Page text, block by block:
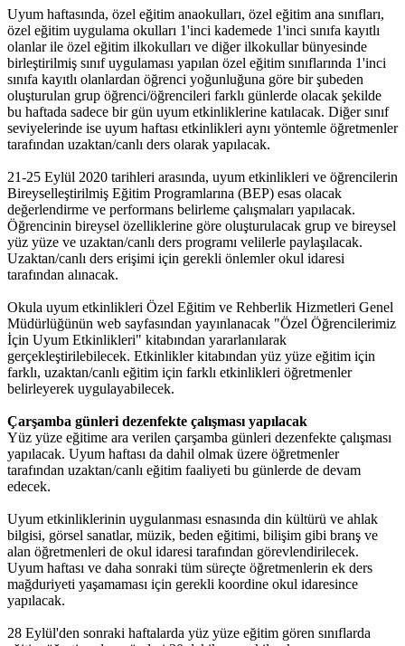
Uyum haftasında, özel eğitim anaokulları, özel eğitim ana sınıfları,
özel eğitim uygulama okulları 1'inci kademede 1'inci sınıfa kayıtlı
olanlar ile özel eğitim ilkokulları ve diğer ilkokullar bünyesinde
birleştirilmiş sınıf uygulaması yapılan özel eğitim sınıflarında 1'inci
sınıfa kayıtlı olanlardan öğrenci yoğunluğuna göre bir şubeden
oluşturulan grup öğrenci/öğrencileri farklı günlerde olacak şekilde
bu haftada sadece bir gün uyum etkinliklerine katılacak. Diğer sınıf
seviyelerinde ise uyum haftası etkinlikleri aynı yöntemle öğretmenler
tarafından uzaktan/canlı ders olarak yapılacak.
21-25 Eylül 2020 tarihleri arasında, uyum etkinlikleri ve öğrencilerin
Bireyselleştirilmiş Eğitim Programlarına (BEP) esas olacak
değerlendirme ve performans belirleme çalışmaları yapılacak.
Öğrencinin bireysel özelliklerine göre oluşturulacak grup ve bireysel
yüz yüze ve uzaktan/canlı ders programı velilerle paylaşılacak.
Uzaktan/canlı ders erişimi için gerekli önlemler okul idaresi
tarafından alınacak.
Okula uyum etkinlikleri Özel Eğitim ve Rehberlik Hizmetleri Genel
Müdürlüğünün web sayfasından yayınlanacak "Özel Öğrencilerimiz
İçin Uyum Etkinlikleri" kitabından yararlanılarak
gerçekleştirilebilecek. Etkinlikler kitabından yüz yüze eğitim için
farklı, uzaktan/canlı eğitim için farklı etkinlikleri öğretmenler
belirleyerek uygulayabilecek.
Çarşamba günleri dezenfekte çalışması yapılacak
Yüz yüze eğitime ara verilen çarşamba günleri dezenfekte çalışması
yapılacak. Uyum haftası da dahil olmak üzere öğretmenler
tarafından uzaktan/canlı eğitim faaliyeti bu günlerde de devam
edecek.
Uyum etkinliklerinin uygulanması esnasında din kültürü ve ahlak
bilgisi, görsel sanatlar, müzik, beden eğitimi, bilişim gibi branş ve
alan öğretmenleri de okul idaresi tarafından görevlendirilecek.
Uyum haftası ve daha sonraki tüm süreçte öğretmenlerin ek ders
mağduriyeti yaşamaması için gerekli koordine okul idaresince
yapılacak.
28 Eylül'den sonraki haftalarda yüz yüze eğitim gören sınıflarda